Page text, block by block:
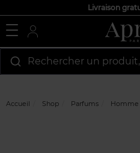
Livraison
Rechercher un
Accueil Shop Parfums Homme